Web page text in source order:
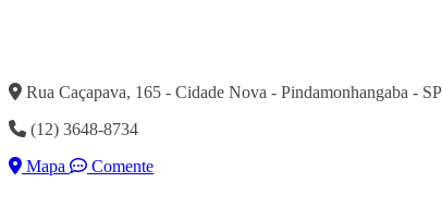
Rua Caçapava, 165 - Cidade Nova - Pindamonhangaba - SP
(12) 3648-8734
Mapa
Comente